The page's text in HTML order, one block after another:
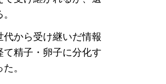
から受け継いだ情報
精子・卵子に分化す
。